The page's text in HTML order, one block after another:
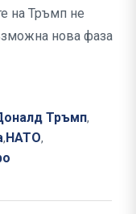
на Тръмп не
нова фаза
Тръмп,
, НАТО,